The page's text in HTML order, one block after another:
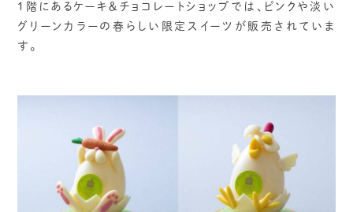
1階にあるケーキ＆チョコレートショップでは、ピンクや淡い
グリーンカラーの春らしい限定スイーツが販売されていま
す。